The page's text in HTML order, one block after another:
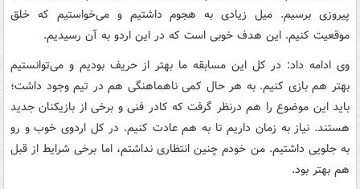
پیروزی برسیم. میل زیادی به هجوم داشتیم و می‌خواستیم که خلق
موقعیت کنیم. این هدف خوبی است که در این اردو به آن رسیدیم.
وی ادامه داد: در کل این مسابقه ما بهتر از حریف بودیم و می‌توانستیم
بهتر هم بازی کنیم. به هر حال کمی ناهماهنگی هم در تیم وجود داشت؛
باید این موضوع را هم درنظر گرفت که کادر فنی و برخی از بازیکنان جدید
هستند. نیاز به زمان داریم تا به هم عادت کنیم. در کل اردوی خوب و رو
به جلویی داشتیم. من خودم چنین انتظاری نداشتم، اما برخی شرایط از قبل
هم بهتر بود.